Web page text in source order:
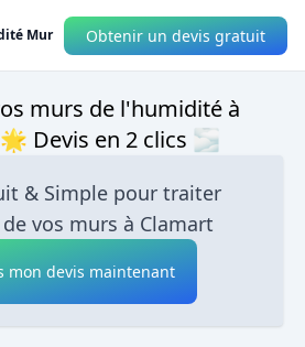
Mur Obtenir un devis gratuit
murs de l'humidité à
Devis en 2 clics 🌫
& Simple pour traiter
vos murs à Clamart
mon devis maintenant